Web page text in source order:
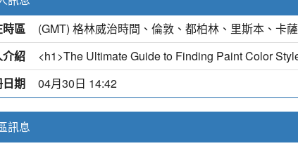
區
(GMT) 格林威治時間、倫敦、都柏林、里斯本、卡
紹
<h1>The Ultimate Guide to Finding Paint Color
期
04月30日 14:42
訊息